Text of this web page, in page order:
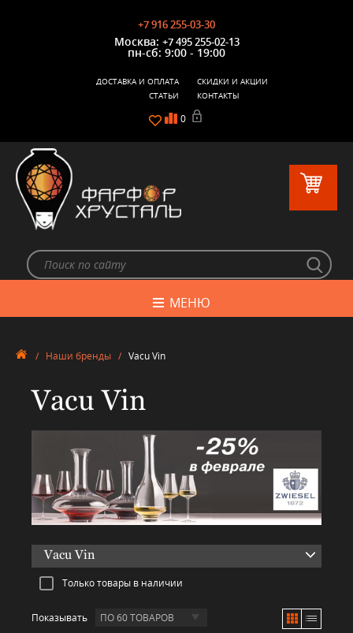
+7 916 255-03-30
Москва: +7 495 255-02-13
пн-сб: 9:00 - 19:00
0
ДОСТАВКА И ОПЛАТА
СКИДКИ И АКЦИИ
СТАТЬИ
КОНТАКТЫ
МЕНЮ
/ Наши бренды / Vacu Vin
Vacu Vin
Vacu Vin
Только товары в наличии
Показывать ПО 60 ТОВАРОВ